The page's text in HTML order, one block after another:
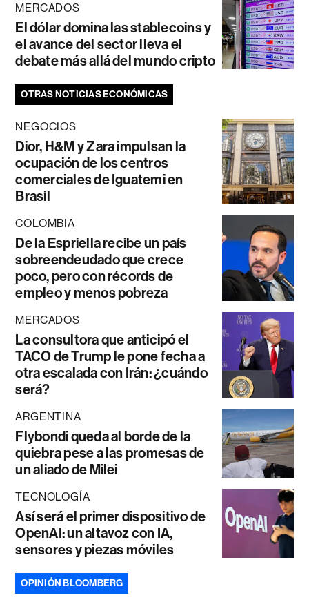
MERCADOS
El dólar domina las stablecoins y
el avance del sector lleva el
debate más allá del mundo cripto
OTRAS NOTICIAS ECONÓMICAS
NEGOCIOS
Dior, H&M y Zara impulsan la
ocupación de los centros
comerciales de Iguatemi en
Brasil
COLOMBIA
De la Espriella recibe un país
sobreendeudado que crece
poco, pero con récords de
empleo y menos pobreza
MERCADOS
La consultora que anticipó el
TACO de Trump le pone fecha a
otra escalada con Irán: ¿cuándo
será?
ARGENTINA
Flybondi queda al borde de la
quiebra pese a las promesas de
un aliado de Milei
TECNOLOGÍA
Así será el primer dispositivo de
OpenAI: un altavoz con IA,
sensores y piezas móviles
OPINIÓN BLOOMBERG